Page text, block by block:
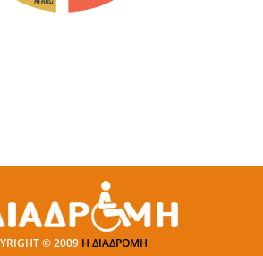
© 2009 Η ΔΙΑΔΡΟΜΗ